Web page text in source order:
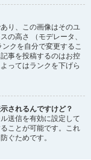
り、この画像はそのユ
の高さ （モデレータ、
クを自分で変更するこ
事を投稿するのはお控
ってはランクを下げら
されるんですけど？
送信を有効に設定して
ことが可能です。これ
ぐためです。